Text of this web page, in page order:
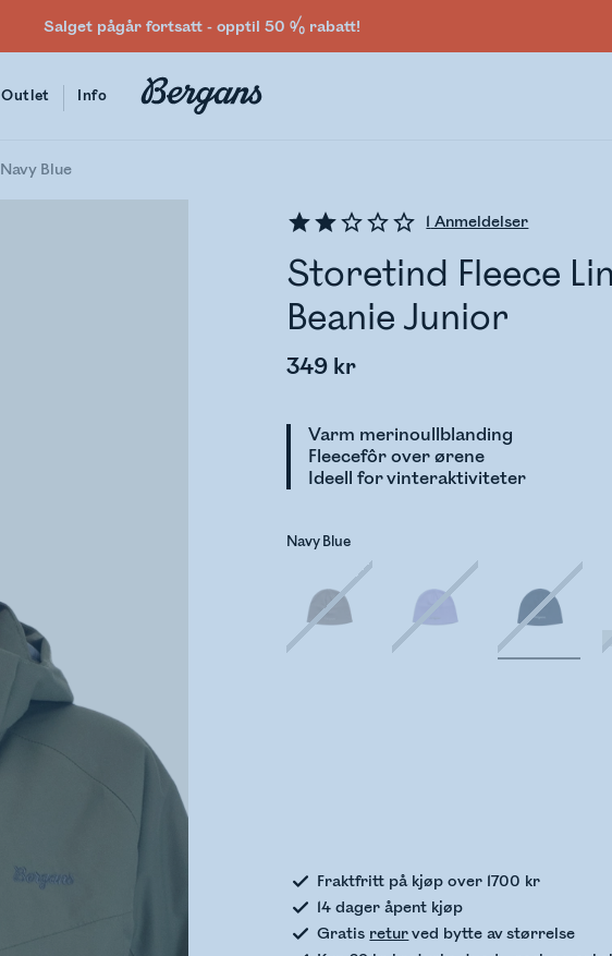
Salget pågår fortsatt - opptil 50 % rabatt!
Outlet Info
Navy Blue
1 Anmeldelser
Storetind Fleece
Beanie Junior
349 kr
Varm merinoullblanding
Fleecefôr over ørene
Ideell for vinteraktiviteter
Navy Blue
Fraktfritt på kjøp over 1700 kr
14 dager åpent kjøp
Gratis returved bytte av størrelse